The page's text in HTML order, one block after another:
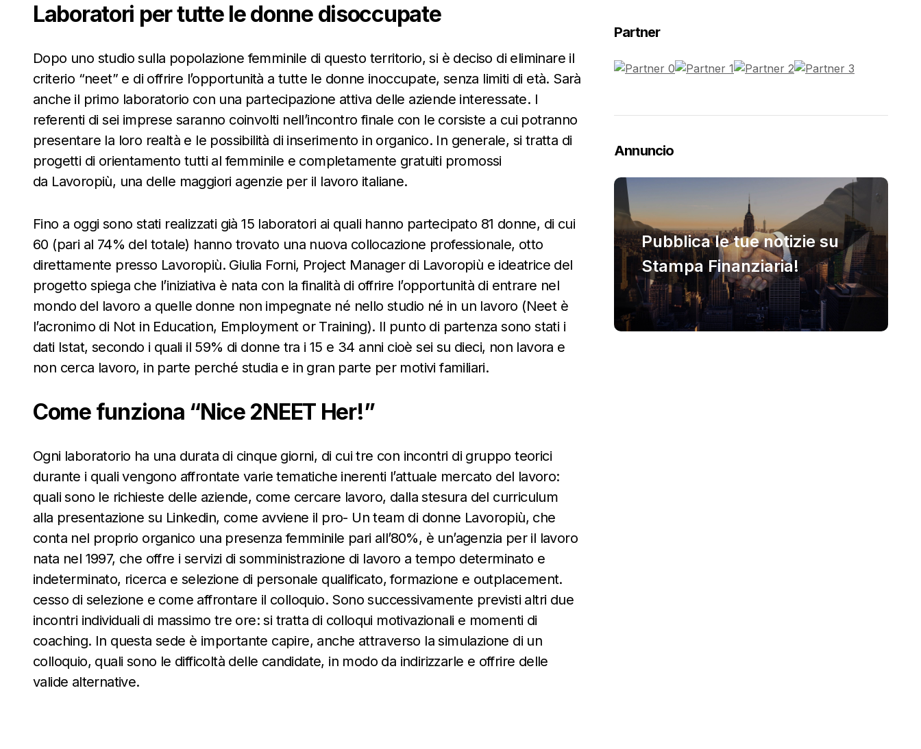
Laboratori per tutte le donne disoccupate
Dopo uno studio sulla popolazione femminile di questo territorio, si è deciso di eliminare il
criterio “neet” e di offrire l’opportunità a tutte le donne inoccupate, senza limiti di età. Sarà
anche il primo laboratorio con una partecipazione attiva delle aziende interessate. I
referenti di sei imprese saranno coinvolti nell’incontro finale con le corsiste a cui potranno
presentare la loro realtà e le possibilità di inserimento in organico. In generale, si tratta di
progetti di orientamento tutti al femminile e completamente gratuiti promossi
da Lavoropiù, una delle maggiori agenzie per il lavoro italiane.
Fino a oggi sono stati realizzati già 15 laboratori ai quali hanno partecipato 81 donne, di cui
60 (pari al 74% del totale) hanno trovato una nuova collocazione professionale, otto
direttamente presso Lavoropiù. Giulia Forni, Project Manager di Lavoropiù e ideatrice del
progetto spiega che l’iniziativa è nata con la finalità di offrire l’opportunità di entrare nel
mondo del lavoro a quelle donne non impegnate né nello studio né in un lavoro (Neet è
l’acronimo di Not in Education, Employment or Training). Il punto di partenza sono stati i
dati Istat, secondo i quali il 59% di donne tra i 15 e 34 anni cioè sei su dieci, non lavora e
non cerca lavoro, in parte perché studia e in gran parte per motivi familiari.
Come funziona “Nice 2NEET Her!”
Ogni laboratorio ha una durata di cinque giorni, di cui tre con incontri di gruppo teorici
durante i quali vengono affrontate varie tematiche inerenti l’attuale mercato del lavoro:
quali sono le richieste delle aziende, come cercare lavoro, dalla stesura del curriculum
alla presentazione su Linkedin, come avviene il pro- Un team di donne Lavoropiù, che
conta nel proprio organico una presenza femminile pari all’80%, è un’agenzia per il lavoro
nata nel 1997, che offre i servizi di somministrazione di lavoro a tempo determinato e
indeterminato, ricerca e selezione di personale qualificato, formazione e outplacement.
cesso di selezione e come affrontare il colloquio. Sono successivamente previsti altri due
incontri individuali di massimo tre ore: si tratta di colloqui motivazionali e momenti di
coaching. In questa sede è importante capire, anche attraverso la simulazione di un
colloquio, quali sono le difficoltà delle candidate, in modo da indirizzarle e offrire delle
valide alternative.
Partner
Annuncio
Pubblica le tue notizie su
Stampa Finanziaria!